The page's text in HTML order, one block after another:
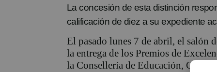
La concesión de esta distinción
calificación de diez a su expediente
El pasado lunes 7 de abril, el salón
la entrega de los Premios de
la Consellería de Educación,